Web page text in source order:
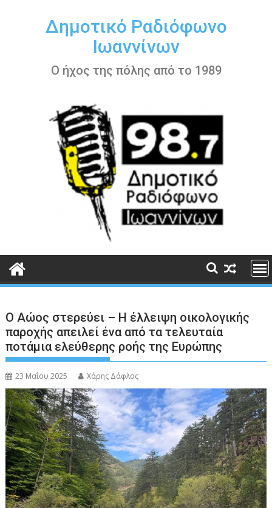
περιεχόμενοΔημοτικό Ραδιόφωνο
Ιωαννίνων
Ο ήχος της πόλης από το 1989
Ο Αώος στερεύει – Η έλλειψη οικολογικής
παροχής απειλεί ένα από τα τελευταία
ποτάμια ελεύθερης ροής της Ευρώπης
23 Μαΐου 2025 Χάρης Δάφλος